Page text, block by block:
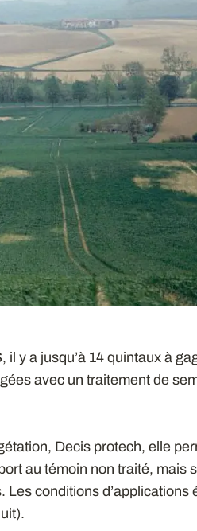
il y a jusqu’à 14 quintaux à
avec un traitement de
Decis protech, elle
au témoin non traité, mais
conditions d’applications